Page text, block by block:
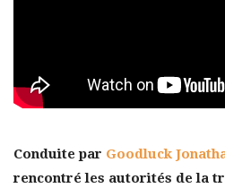
Conduite par Goodluck
rencontré les autorités de la